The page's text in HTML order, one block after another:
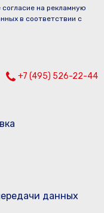
на рекламную
в соответствии с
+7 (495) 526-22-44
данных